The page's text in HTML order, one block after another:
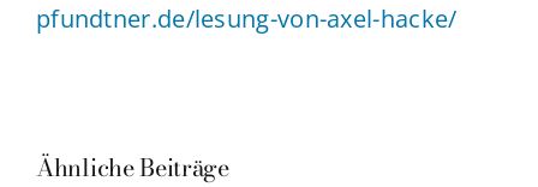
pfundtner.de/lesung-von-axel-hacke/
Ähnliche Beiträge